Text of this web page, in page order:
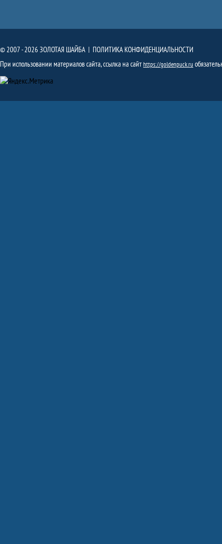
© 2007 - 2026 ЗОЛОТАЯ ШАЙБА | ПОЛИТИКА КОНФИДЕНЦИАЛЬНОСТИ
При использовании материалов сайта, ссылка на сайтhttps://goldenpuck.ru